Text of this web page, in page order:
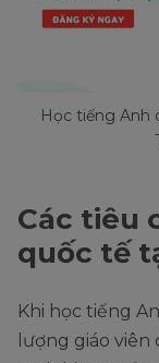
Học tiếng Anh
Các tiêu
quốc tế
Khi học tiếng
lượng giáo